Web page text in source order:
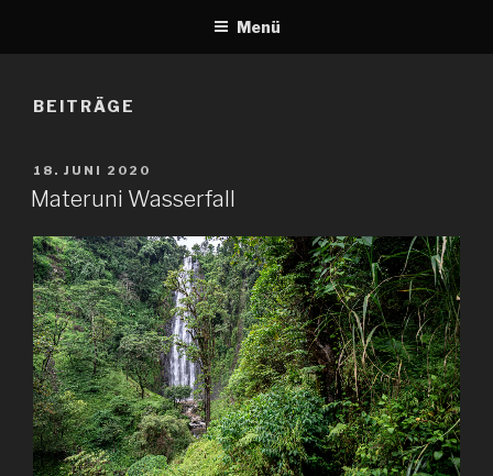
Menü
BEITRÄGE
VERÖFFENTLICHT
AM
18. JUNI 2020
Materuni Wasserfall